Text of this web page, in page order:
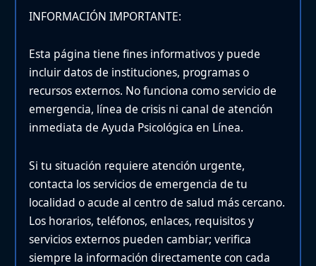
INFORMACIÓN IMPORTANTE:
Esta página tiene fines informativos y puede
incluir datos de instituciones, programas o
recursos externos. No funciona como servicio de
emergencia, línea de crisis ni canal de atención
inmediata de Ayuda Psicológica en Línea.
Si tu situación requiere atención urgente,
contacta los servicios de emergencia de tu
localidad o acude al centro de salud más cercano.
Los horarios, teléfonos, enlaces, requisitos y
servicios externos pueden cambiar; verifica
siempre la información directamente con cada